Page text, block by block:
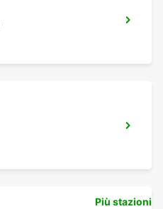
Più stazioni